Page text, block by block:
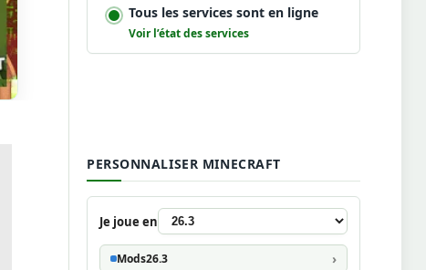
Tous les services sont en ligne
Voir l’état des services
PERSONNALISER MINECRAFT
Je joue en
Mods26.3